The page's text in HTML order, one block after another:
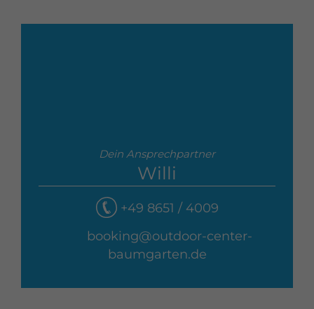
Dein Ansprechpartner
Willi
+49 8651 / 4009
booking@outdoor-center-
baumgarten.de